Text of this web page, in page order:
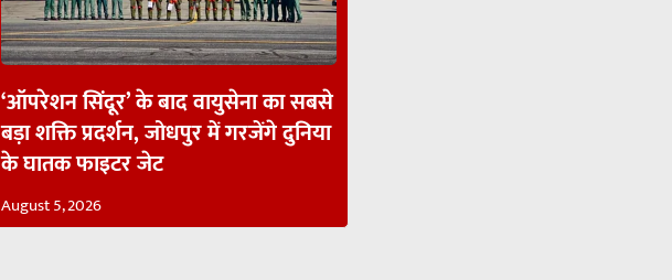
‘ऑपरेशन सिंदूर’ के बाद वायुसेना का सबसे
बड़ा शक्ति प्रदर्शन, जोधपुर में गरजेंगे दुनिया
के घातक फाइटर जेट
August 5, 2026